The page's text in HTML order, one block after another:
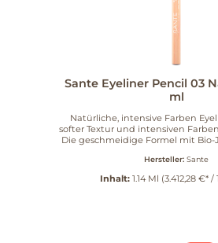
Sante Eyeliner Pencil 03
ml
Natürliche, intensive Farben Eyeliner Pencil mit
softer Textur und intensiven
Die geschmeidige Formel mit Bio-
jeden Lidschatten-Look - oder
einfachumwerfend aus. Eyeliner Pencil mit softer
Textur und intensiven Farben -
Hersteller: Sante
Inhalt: 1.14 Ml (3.412,28 €* /